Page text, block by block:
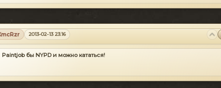
2013-02-13 23:16
Paintjob бы NYPD и можно кататься!